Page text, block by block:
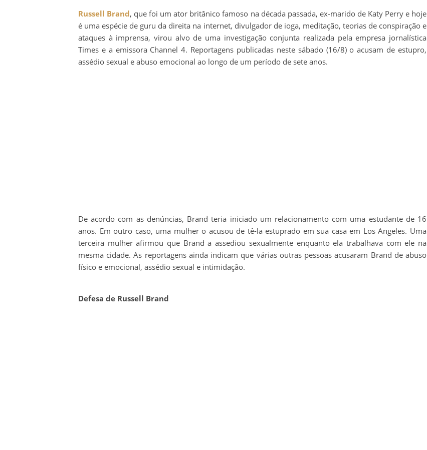
Russell Brand, que foi um ator britânico famoso na década passada, ex-marido de Katy Perry e hoje
é uma espécie de guru da direita na internet, divulgador de ioga, meditação, teorias de conspiração e
ataques à imprensa, virou alvo de uma investigação conjunta realizada pela empresa jornalística
Times e a emissora Channel 4. Reportagens publicadas neste sábado (16/8) o acusam de estupro,
assédio sexual e abuso emocional ao longo de um período de sete anos.
De acordo com as denúncias, Brand teria iniciado um relacionamento com uma estudante de 16
anos. Em outro caso, uma mulher o acusou de tê-la estuprado em sua casa em Los Angeles. Uma
terceira mulher afirmou que Brand a assediou sexualmente enquanto ela trabalhava com ele na
mesma cidade. As reportagens ainda indicam que várias outras pessoas acusaram Brand de abuso
físico e emocional, assédio sexual e intimidação.
Defesa de Russell Brand